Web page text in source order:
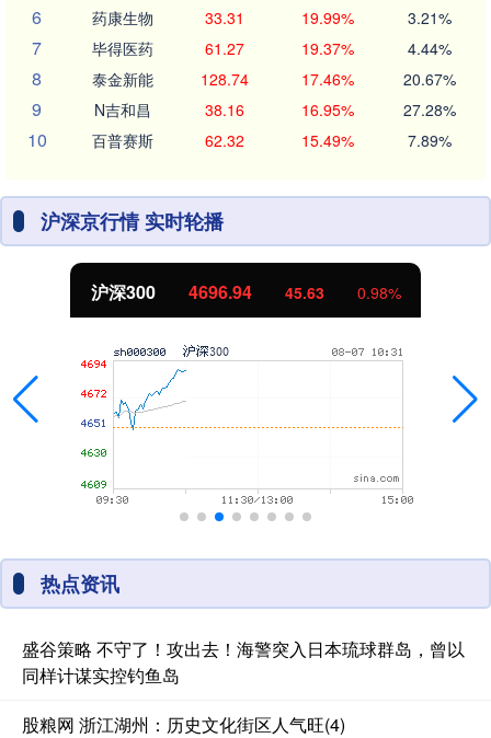
6 药康生物 33.31 19.99% 3.21%
7 毕得医药 61.27 19.37% 4.44%
8 泰金新能 128.74 17.46% 20.67%
9 N吉和昌 38.16 16.95% 27.28%
10 百普赛斯 62.32 15.49% 7.89%
沪深京行情 实时轮播
沪深300 4696.94 45.63 0.98%
热点资讯
盛谷策略 不守了！攻出去！海警突入日本琉球群岛，曾以
同样计谋实控钓鱼岛
股粮网 浙江湖州：历史文化街区人气旺(4)